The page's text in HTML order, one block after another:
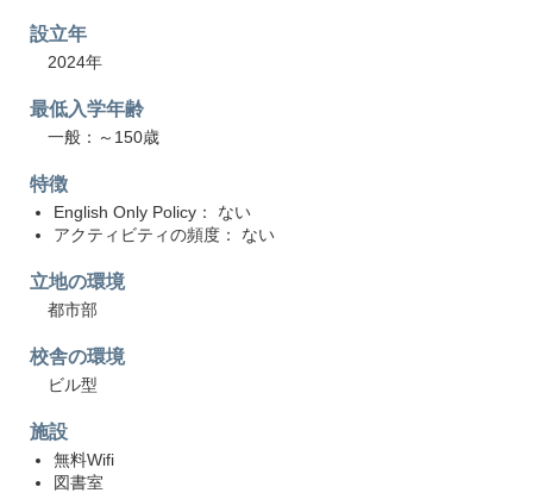
設立年
2024年
最低入学年齢
一般：～150歳
特徴
English Only Policy： ない
アクティビティの頻度： ない
立地の環境
都市部
校舎の環境
ビル型
施設
無料Wifi
図書室